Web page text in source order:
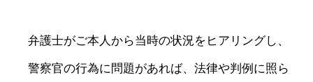
弁護士がご本人から当時の状況をヒアリングし、
警察官の行為に問題があれば、法律や判例に照ら